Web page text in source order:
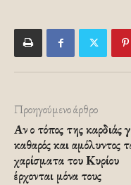
Προηγούμενο άρθρο
Αν ο τόπος της καρδιάς
καθαρός και αμόλυντος
χαρίσματα του Κυρίου
έρχονται μόνα τους